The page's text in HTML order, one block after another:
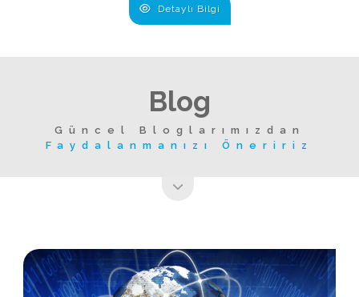
Detaylı Bilgi
Blog
Güncel Bloglarımızdan
Faydalanmanızı Öneririz